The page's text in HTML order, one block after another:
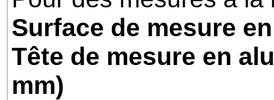
Surface de mesure
Tête de mesure en
mm)